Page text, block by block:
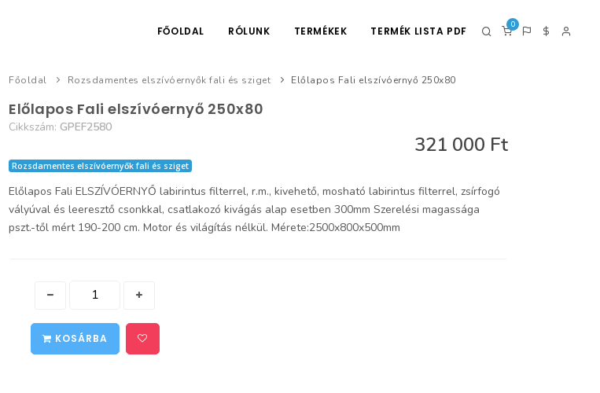
0
FŐOLDAL RÓLUNK TERMÉKEK TERMÉK LISTA PDF
Főoldal Rozsdamentes elszívóernyők fali és sziget Előlapos Fali elszívóernyő 250x80
Előlapos Fali elszívóernyő 250x80
Cikkszám: GPEF2580
321 000 Ft
Rozsdamentes elszívóernyők fali és sziget
Előlapos Fali ELSZÍVÓERNYŐ labirintus filterrel, r.m., kivehető, mosható labirintus filterrel, zsírfogó
vályúval és leeresztő csonkkal, csatlakozó kivágás alap esetben 300mm Szerelési magassága
pszt.-től mért 190-200 cm. Motor és világítás nélkül. Mérete:2500x800x500mm
KOSÁRBA